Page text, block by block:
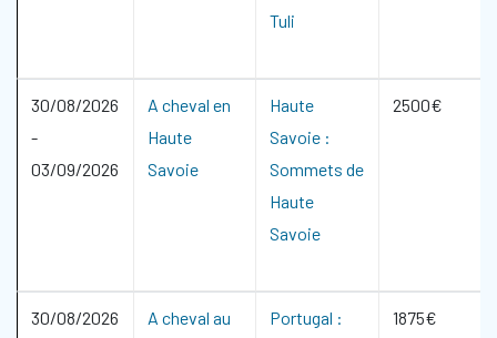
Tuli
30/08/2026
-
03/09/2026
A cheval en
Haute
Savoie
Haute
Savoie :
Sommets de
Haute
Savoie
2500€
30/08/2026
A cheval au
Portugal :
1875€